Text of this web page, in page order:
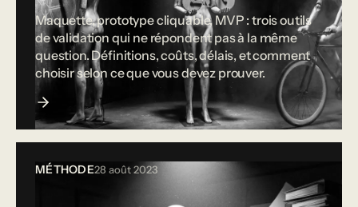
Maquette, prototype cliquable, MVP : trois outils
de validation qui ne répondent pas à la même
question. Définitions, coûts, délais, et comment
choisir selon ce que vous devez prouver.
MÉTHODE28 août 2023